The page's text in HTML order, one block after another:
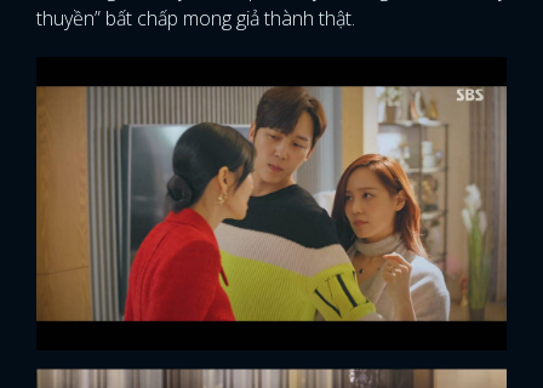
thuyền” bất chấp mong giả thành thật.